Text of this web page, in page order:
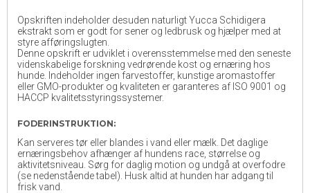
Opskriften indeholder desuden naturligt Yucca Schidigera
ekstrakt som er godt for sener og ledbrusk og hjælper med at
styre afføringslugten.
Denne opskrift er udviklet i overensstemmelse med den seneste
videnskabelige forskning vedrørende kost og ernæring hos
hunde. Indeholder ingen farvestoffer, kunstige aromastoffer
eller GMO-produkter og kvaliteten er garanteres af ISO 9001 og
HACCP kvalitetsstyringssystemer.
FODERINSTRUKTION:
Kan serveres tør eller blandes i vand eller mælk. Det daglige
ernæringsbehov afhænger af hundens race, størrelse og
aktivitetsniveau. Sørg for daglig motion og undgå at overfodre
(se nedenstående tabel). Husk altid at hunden har adgang til
frisk vand.